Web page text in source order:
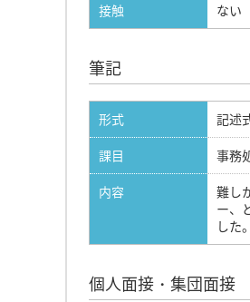
接触 ない
筆記
形式
記述
課目
事務
内容
難し
ー、
した。
個人面接・集団面接